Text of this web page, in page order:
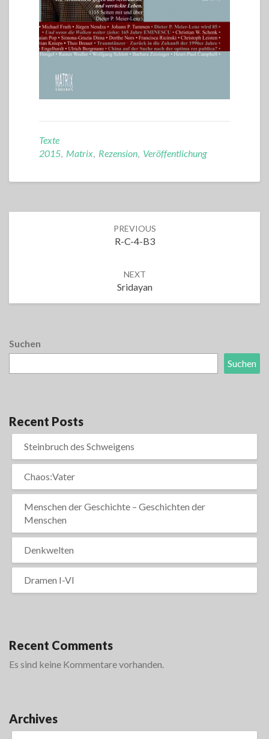
Texte
2015, Matrix, Rezension, Veröffentlichung
PREVIOUS
R-C-4-B3
NEXT
Sridayan
Suchen
Suchen
Recent Posts
Steinbruch des Schweigens
Chaos:Vater
Menschen der Geschichte – Geschichten der
Menschen
Denkwelten
Dramen I-VI
Recent Comments
Es sind keine Kommentare vorhanden.
Archives